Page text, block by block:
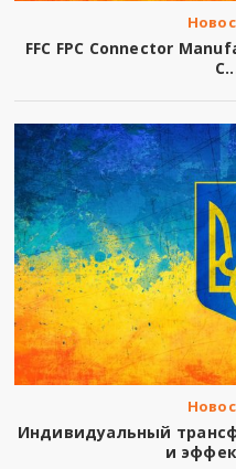
FFC FPC Connector
Индивидуальный
и